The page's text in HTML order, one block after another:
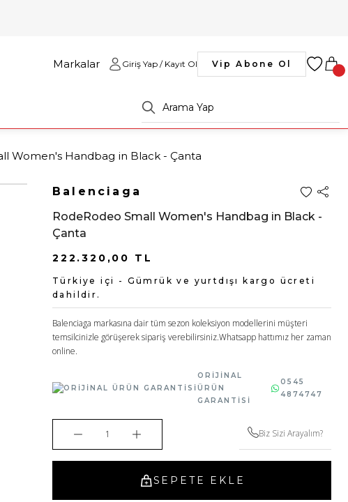
Markalar Giriş Yap / Kayıt Ol Vip Abone Ol
Women's Handbag in Black - Çanta
Balenciaga
RodeRodeo Small Women's Handbag in Black -
Çanta
222.320,00 TL
Türkiye içi - Gümrük ve yurtdışı kargo ücreti
dahildir.
Balenciaga markasına dair tüm sezon koleksiyon modellerini müşteri
temsilcinizle görüşerek sipariş verebilirsiniz.Whatsapp hattımız her zaman
online.
ORİJİNAL
ÜRÜN
GARANTİSİ
0545
4874747
Biz Sizi Arayalım?
SEPETE EKLE